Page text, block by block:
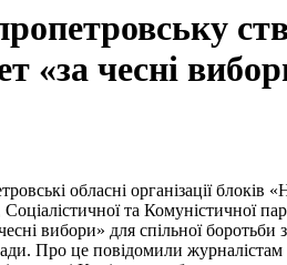
«за чесні
обласні організації блоків
та Комуністичної
вибори» для спільної
Про це повідомили